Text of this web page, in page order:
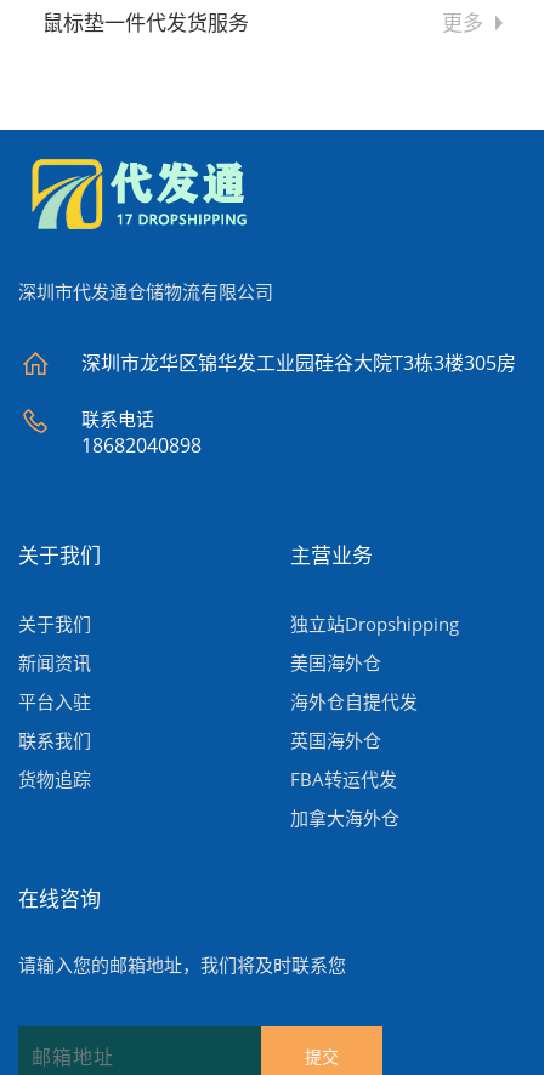
鼠标垫一件代发货服务 更多
深圳市代发通仓储物流有限公司
深圳市龙华区锦华发工业园硅谷大院T3栋3楼305房
联系电话
18682040898
关于我们
关于我们
新闻资讯
平台入驻
联系我们
货物追踪
主营业务
独立站Dropshipping
美国海外仓
海外仓自提代发
英国海外仓
FBA转运代发
加拿大海外仓
在线咨询
请输入您的邮箱地址，我们将及时联系您
提交